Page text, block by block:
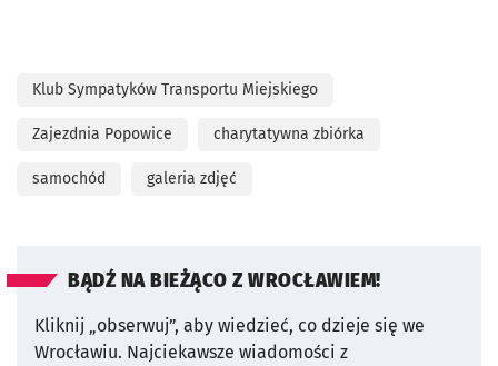
Klub Sympatyków Transportu Miejskiego
Zajezdnia Popowice charytatywna zbiórka
samochód galeria zdjęć
BĄDŹ NA BIEŻĄCO Z WROCŁAWIEM!
Kliknij „obserwuj”, aby wiedzieć, co dzieje się we
Wrocławiu. Najciekawsze wiadomości z